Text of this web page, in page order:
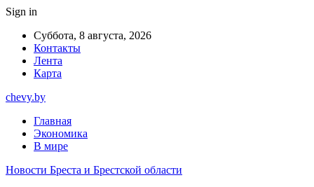
Sign in
Суббота, 8 августа, 2026
Контакты
Лента
Карта
chevy.by
Главная
Экономика
В мире
Новости Бреста и Брестской области